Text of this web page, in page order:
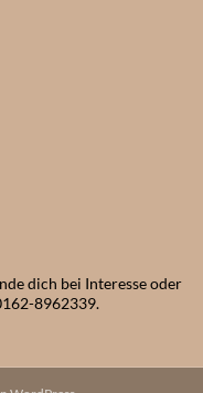
dich bei Interesse oder
8962339.